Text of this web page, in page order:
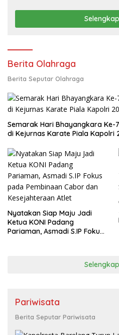
Berita Olahraga
Berita Seputar Olahraga
Semarak Hari Bhayangkara Ke-
di Kejurnas Karate Piala Kapolri
Nyatakan Siap Maju Jadi
Ketua KONI Padang
Pariaman, Asmadi S.IP Fokus
Pariwisata
Berita Seputar Pariwisata